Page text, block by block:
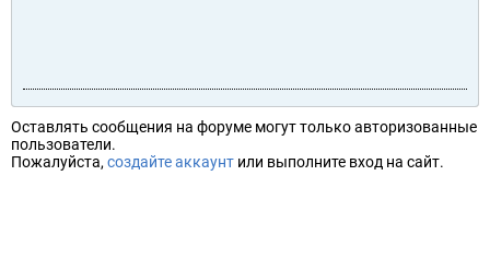
Оставлять сообщения на форуме могут только авторизованные
пользователи.
Пожалуйста, создайте аккаунт или выполните вход на сайт.